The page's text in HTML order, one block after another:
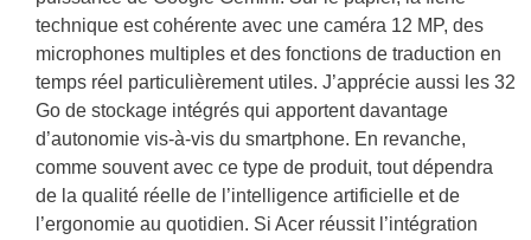
technique est cohérente avec une caméra 12 MP, des
microphones multiples et des fonctions de traduction en
temps réel particulièrement utiles. J’apprécie aussi les 32
Go de stockage intégrés qui apportent davantage
d’autonomie vis-à-vis du smartphone. En revanche,
comme souvent avec ce type de produit, tout dépendra
de la qualité réelle de l’intelligence artificielle et de
l’ergonomie au quotidien. Si Acer réussit l’intégration